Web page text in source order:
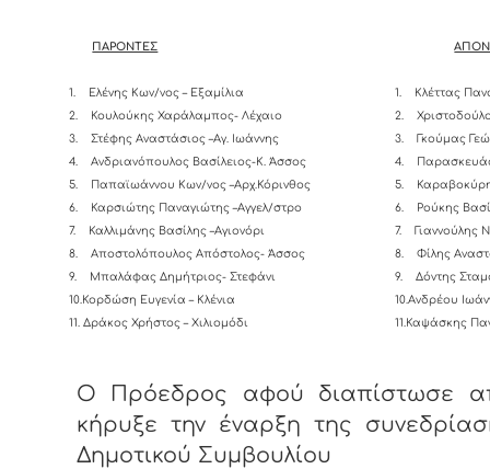
ΠΑΡΟΝΤΕΣ
1.
Ελένης Κων/νος – Εξαμίλια
2.
Κουλούκης Χαράλαμπος- Λέχαιο
3.
Στέφης Αναστάσιος –Αγ. Ιωάννης
4.
Ανδριανόπουλος Βασίλειος-K. Άσσος
5.
Παπαϊωάννου Κων/νος –Αρχ.Κόρινθος
6.
Καρσιώτης Παναγιώτης –Αγγελ/στρο
7.
Καλλιμάνης Βασίλης –Αγιονόρι
8.
Αποστολόπουλος Απόστολος- Άσσος
9.
Μπαλάφας Δημήτριος- Στεφάνι
10.Κορδώση Ευγενία – Κλένια
11. Δράκος Χρήστος – Χιλιομόδι
1.
Κλέττας
2.
3.
Γκούμας
4.
5.
6.
Ρούκης
7.
Γιαννούλης
8.
Φίλης
9.
Δόντης
10.Ανδρέου
11.Καψάσκης
Ο Πρόεδρος αφού διαπίστωσε
κήρυξε την έναρξη της
Δημοτικού Συμβουλίου